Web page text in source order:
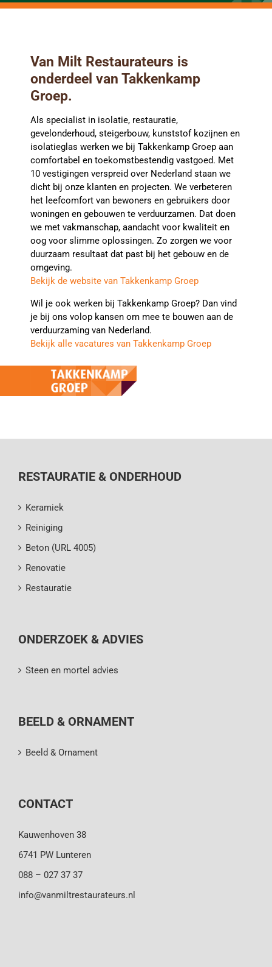
Van Milt Restaurateurs is
onderdeel van Takkenkamp
Groep.
Als specialist in isolatie, restauratie,
gevelonderhoud, steigerbouw, kunststof kozijnen en
isolatieglas werken we bij Takkenkamp Groep aan
comfortabel en toekomstbestendig vastgoed. Met
10 vestigingen verspreid over Nederland staan we
dicht bij onze klanten en projecten. We verbeteren
het leefcomfort van bewoners en gebruikers door
woningen en gebouwen te verduurzamen. Dat doen
we met vakmanschap, aandacht voor kwaliteit en
oog voor slimme oplossingen. Zo zorgen we voor
duurzaam resultaat dat past bij het gebouw en de
omgeving.
Bekijk de website van Takkenkamp Groep
Wil je ook werken bij Takkenkamp Groep? Dan vind
je bij ons volop kansen om mee te bouwen aan de
verduurzaming van Nederland.
Bekijk alle vacatures van Takkenkamp Groep
RESTAURATIE & ONDERHOUD
Keramiek
Reiniging
Beton (URL 4005)
Renovatie
Restauratie
ONDERZOEK & ADVIES
Steen en mortel advies
BEELD & ORNAMENT
Beeld & Ornament
CONTACT
Kauwenhoven 38
6741 PW Lunteren
088 – 027 37 37
info@vanmiltrestaurateurs.nl